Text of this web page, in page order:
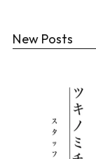
New Posts